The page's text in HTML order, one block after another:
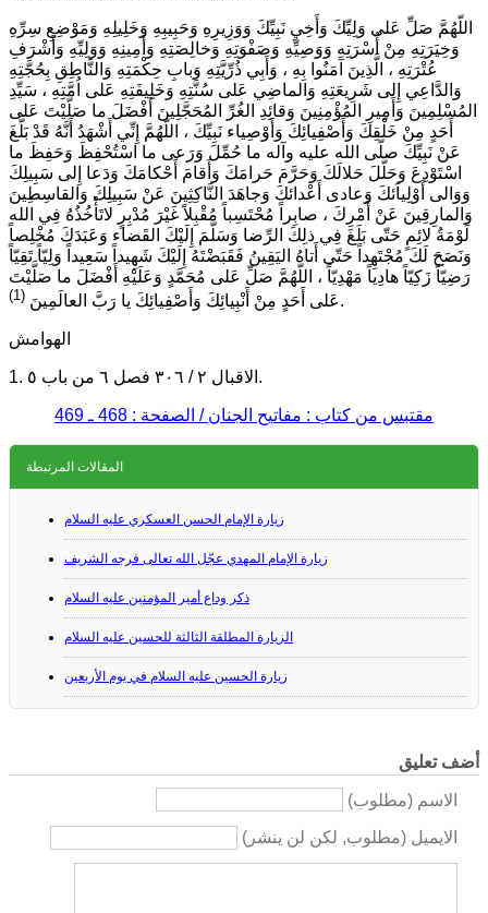
اللّهُمَّ صَلِّ عَلى وَلِيِّكَ وَأَخِيِ نَبِيِّكَ وَوَزِيرِهِ وَحَبِيبِهِ وَخَلِيلِهِ وَمَوْضِعِ سِرِّهِ
وَخِيَرَتِهِ مِنْ أُسْرَتِهِ وَوَصِيِّهِ وَصَفْوَتِهِ وَخالِصَتِهِ وَأَمِينِهِ وَوَلِيِّهِ وَأَشْرَفِ
عُتْرَتِهِ ، الَّذِينَ آمَنُوا بِهِ ، وَأَبِي ذُرِّيَّتِهِ وَبابِ حِكْمَتِهِ وَالنَّاطِقِ بِحُجَّتِهِ
وَالدَّاعِي إِلى شَرِيعَتِهِ وَالماضِي عَلى سُنَّتِهِ وَخَلِيفَتِهِ عَلى اُمَّتِهِ ، سَيِّدِ
المُسْلِمِينَ وَأَمِيرِ المُؤْمِنِينَ وَقائِدِ الغُرِّ المُحَجَّلِينَ أَفْضَلَ ما صَلَّيْتَ عَلى
أَحَدٍ مِنْ خَلْقِكَ وَأَصْفِيائِكَ وَأَوْصِياء نَبِيِّكَ ، اللّهُمَّ إِنِّي أَشْهَدُ أَنَّهُ قَدْ بَلَّغَ
عَنْ نَبِيِّكَ صلّى الله عليه وآله ما حُمِّلَ وَرَعى ما اسْتُحْفِظَ وَحَفِظَ ما
اسْتَوْدِعَ وَحَلَّلَ حَلالَكَ وَحَرَّمَ حَرامَكَ وَأَقامَ أَحْكامَكَ وَدَعا إِلى سَبِيلِكَ
وَوَالى أَوْلِياَئكَ وَعادى أَعْدائكَ وَجاهَدَ النَّاكِثِينَ عَنْ سَبِيلِكَ وَالقاسِطِينَ
وَالمارِقِينَ عَنْ أَمْرِكَ ، صابِراً مُحْتَسِباً مُقْبِلاً غَيْرَ مُدْبِرٍ لاتَأْخُذُهُ فِي الله
لَوْمَةُ لائِمٍ حَتّى بَلَغَ فِي ذلِكَ الرِّضا وَسَلَّمَ إِلَيْكَ القَضاء وَعَبَدَكَ مُخْلِصاً
وَنَصَحَ لَكَ مُجْتَهِداً حَتّى أَتاهُ اليَقِينُ فَقَبَضْتَهُ إِلَيْكَ شَهِيداً سَعِيداً وَلِيّاً تَقِيّاً
رَضِيّاً زَكِيّاً هادِياً مَهْدِيّاً ، اللّهُمَّ صَلِّ عَلى مُحَمَّدٍ وَعَلَيْهِ أَفْضَلَ ما صَلَّيْتَ
عَلى أَحَدٍ مِنْ أَنْبِيائِكَ وَأَصْفِيائِكَ يا رَبَّ العالَمِينَ (1) .
الهوامش
1. الاقبال ٢ / ٣٠٦ فصل ٦ من باب ٥.
مقتبس من كتاب : مفاتيح الجنان / الصفحة : 468 ـ 469
المقالات المرتبطة
زيارة الإمام الحسن العسكري عليه السلام
زيارة الإمام المهدي عجّل الله تعالى فرجه الشريف
ذكر وداع أمير المؤمنين عليه السلام
الزيارة المطلقة الثالثة للحسين عليه السلام
زيارة الحسين عليه السلام في يوم الأربعين
أضف تعليق
الاسم (مطلوب)
الايميل (مطلوب, لكن لن ينشر)